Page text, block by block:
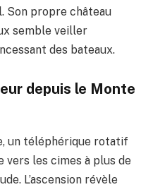
Son propre château
semble veiller
des bateaux.
depuis le Monte
un téléphérique rotatif
vers les cimes à plus de
L’ascension révèle